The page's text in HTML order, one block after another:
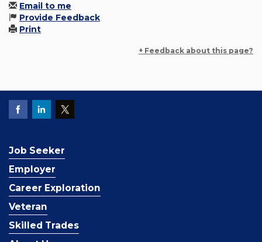
Email to me
Provide Feedback
Print
+ Feedback about this page?
Job Seeker
Employer
Career Exploration
Veteran
Skilled Trades